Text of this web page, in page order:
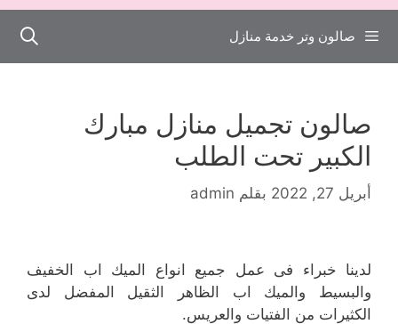
صالون وتر خدمة منازل
صالون تجميل منازل مبارك
الكبير تحت الطلب
أبريل 27, 2022 بقلم admin
لدينا خبراء فى عمل جميع انواع الميك اب الخفيف
والبسيط والميك اب الظاهر الثقيل المفضل لدى
الكثيرات من الفتيات والعريس.